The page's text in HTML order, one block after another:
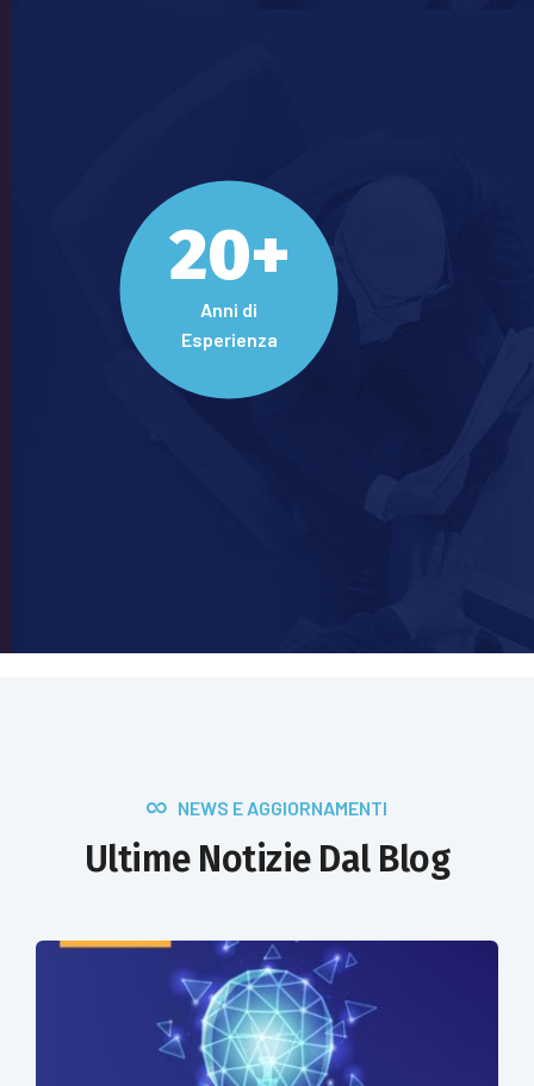
20+
Anni di
Esperienza
NEWS E AGGIORNAMENTI
Ultime Notizie Dal Blog